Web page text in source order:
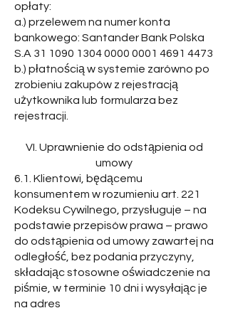
opłaty:
a.) przelewem na numer konta
bankowego: Santander Bank Polska
S.A 31 1090 1304 0000 0001 4691 4473
b.) płatnością w systemie zarówno po
zrobieniu zakupów z rejestracją
użytkownika lub formularza bez
rejestracji.
VI. Uprawnienie do odstąpienia od
umowy
6.1. Klientowi, będącemu
konsumentem w rozumieniu art. 221
Kodeksu Cywilnego, przysługuje – na
podstawie przepisów prawa – prawo
do odstąpienia od umowy zawartej na
odległość, bez podania przyczyny,
składając stosowne oświadczenie na
piśmie, w terminie 10 dni i wysyłając je
na adres